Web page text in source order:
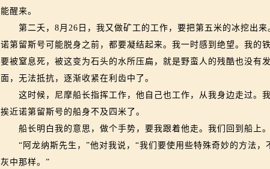
能醒来。
第二夭，8月26日，我又做矿工的工作，要把第五米的冰挖出来
诺第留斯号可能脱身之前，都要凝结起来。我一时感到绝望。我的
要被窒息死，被这变为石头的水所压扁，就是野蛮人的残酷也没有
面，无法抵抗，逐渐收紧在利齿中了。
这时候，尼摩船长指挥工作，他自己也工作，从我身边走过。
挨近诺第留斯号的船身不及四米了。
船长明白我的意思，做个手势，要我跟着他走。我们回到船上。
“阿龙纳斯先生，”他对我说，“我们要使用些特殊奇妙的方法，
灰中那样。”